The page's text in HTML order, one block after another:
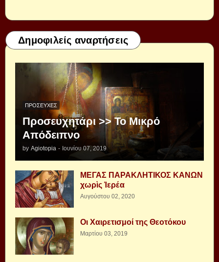
Δημοφιλείς αναρτήσεις
ΠΡΟΣΕΥΧΈΣ
Προσευχητάρι >> Το Μικρό
Απόδειπνο
by Agiotopia - Ιουνίου 07, 2019
ΜΕΓΑΣ ΠΑΡΑΚΛΗΤΙΚΟΣ ΚΑΝΩΝ
χωρὶς Ἱερέα
Αυγούστου 02, 2020
Οι Χαιρετισμοί της Θεοτόκου
Μαρτίου 03, 2019